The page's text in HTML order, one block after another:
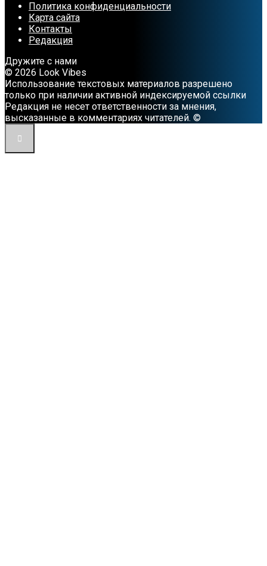
Политика конфиденциальности
Карта сайта
Контакты
Редакция
Дружите с нами
© 2026 Look Vibes
Использование текстовых материалов разрешено
только при наличии активной индексируемой ссылки
Редакция не несет ответственности за мнения,
высказанные в комментариях читателей. ©